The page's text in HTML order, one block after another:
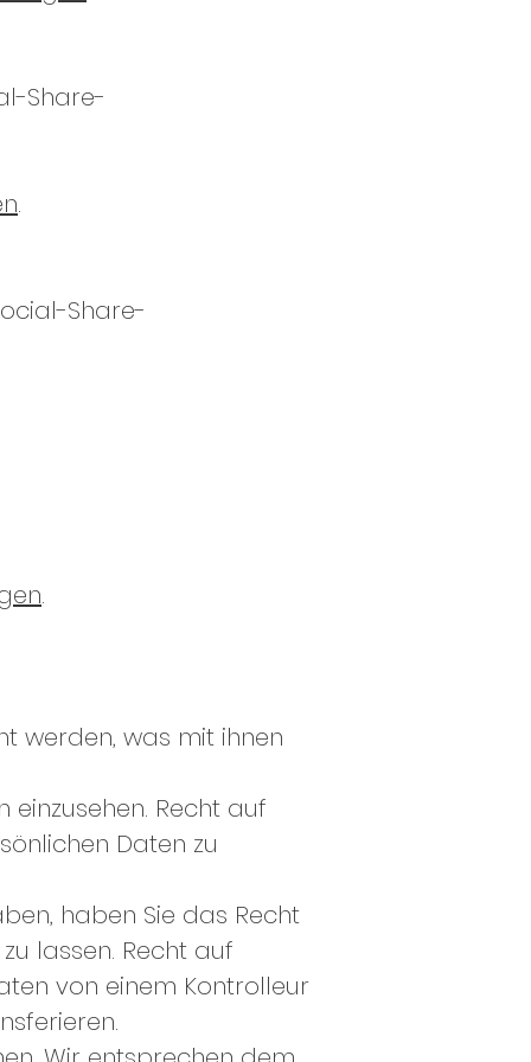
Share-
.
Share-
.
werden, was mit ihnen
Recht auf
Daten zu
haben Sie das Recht
lassen. Recht auf
von einem Kontrolleur